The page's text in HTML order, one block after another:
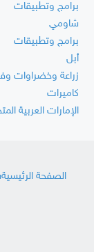
برامج وتطبيقات
شاومي
برامج وتطبيقات
أبل
زراعة وخضراوات
كاميرات
الإمارات العربية
الصفحة الرئيسية